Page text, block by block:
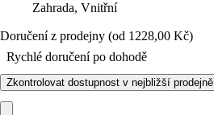
Zahrada, Vnitřní
Doručení z prodejny (od 1228,00 Kč)
Rychlé doručení po dohodě
Zkontrolovat dostupnost v nejbližší prodejně